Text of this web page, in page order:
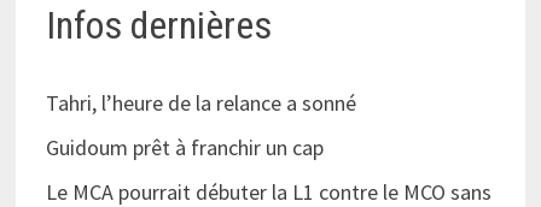
Infos dernières
Tahri, l’heure de la relance a sonné
Guidoum prêt à franchir un cap
Le MCA pourrait débuter la L1 contre le MCO sans